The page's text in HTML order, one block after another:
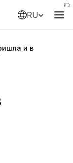
RU
и в